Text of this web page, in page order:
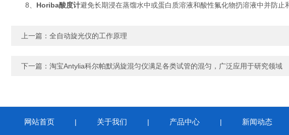
8、 Horiba酸度计避免长期浸在蒸馏水中或蛋白质溶液和酸性氟化物扔溶液中并防止
上一篇： 全自动旋光仪的工作原理
下一篇： 淘宝Antylia科尔帕默涡旋混匀仪满足各类试管的混匀，广泛应用于研究领域
网站首页 | 关于我们 | 产品中心 | 新闻动态